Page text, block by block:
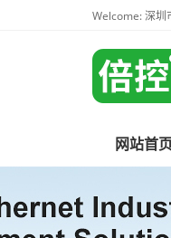
Welcome: 深圳
网站首